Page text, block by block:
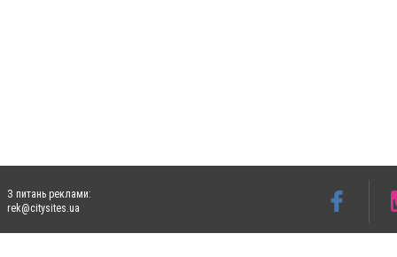
З питань реклами:
rek@citysites.ua